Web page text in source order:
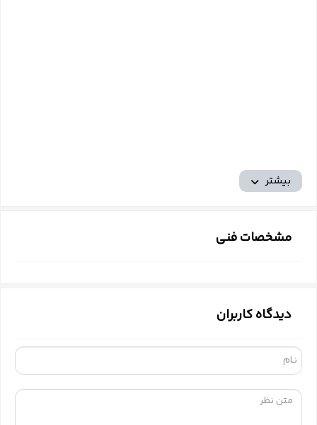
بیشتر
مشخصات فنی
دیدگاه کاربران